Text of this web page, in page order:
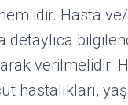
Hasta
detaylıca
hastalıkları,